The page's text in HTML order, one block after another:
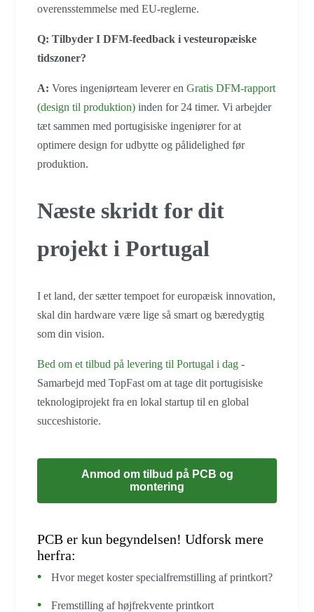
overensstemmelse med EU-reglerne.
Q: Tilbyder I DFM-feedback i vesteuropæiske
tidszoner?
A: Vores ingeniørteam leverer en Gratis DFM-rapport
(design til produktion) inden for 24 timer. Vi arbejder
tæt sammen med portugisiske ingeniører for at
optimere design for udbytte og pålidelighed før
produktion.
Næste skridt for dit
projekt i Portugal
I et land, der sætter tempoet for europæisk innovation,
skal din hardware være lige så smart og bæredygtig
som din vision.
Bed om et tilbud på levering til Portugal i dag -
Samarbejd med TopFast om at tage dit portugisiske
teknologiprojekt fra en lokal startup til en global
succeshistorie.
Anmod om tilbud på PCB og
montering
PCB er kun begyndelsen! Udforsk mere
herfra:
Hvor meget koster specialfremstilling af printkort?
Fremstilling af højfrekvente printkort